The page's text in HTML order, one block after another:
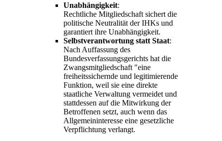
Unabhängigkeit:
Rechtliche Mitgliedschaft sichert die
politische Neutralität der IHKs und
garantiert ihre Unabhängigkeit.
Selbstverantwortung statt Staat:
Nach Auffassung des
Bundesverfassungsgerichts hat die
Zwangsmitgliedschaft "eine
freiheitssichernde und legitimierende
Funktion, weil sie eine direkte
staatliche Verwaltung vermeidet und
stattdessen auf die Mitwirkung der
Betroffenen setzt, auch wenn das
Allgemeininteresse eine gesetzliche
Verpflichtung verlangt.